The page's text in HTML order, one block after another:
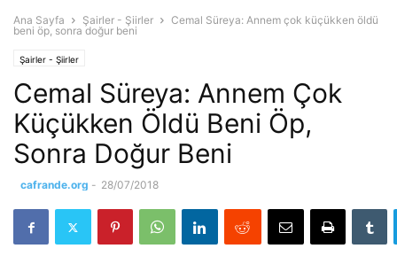
Ana Sayfa Şairler - Şiirler
Cemal Süreya: Annem çok küçükken öldü
beni öp, sonra doğur beni
Şairler - Şiirler
Cemal Süreya: Annem Çok
Küçükken Öldü Beni Öp,
Sonra Doğur Beni
cafrande.org - 28/07/2018